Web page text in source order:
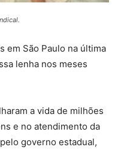
em São Paulo na última
lenha nos meses
a vida de milhões
e no atendimento da
governo estadual,